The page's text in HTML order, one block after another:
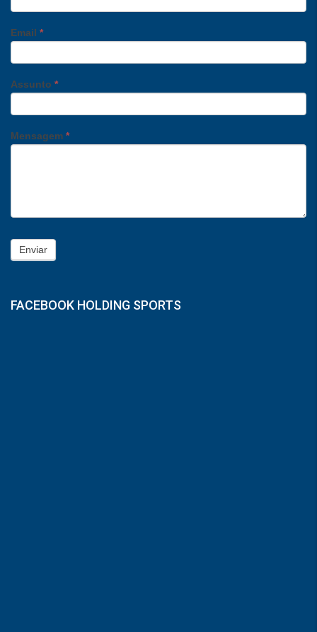
Email *
Assunto *
Mensagem *
Enviar
FACEBOOK HOLDING SPORTS